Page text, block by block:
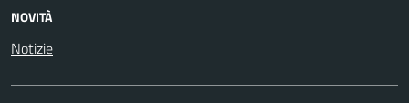
NOVITÀ
Notizie